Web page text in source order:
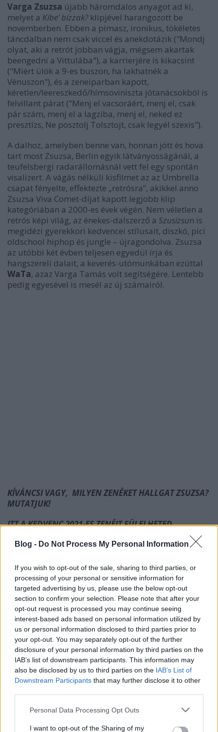
Blog - Do Not Process My Personal Information
If you wish to opt-out of the sale, sharing to third parties, or
processing of your personal or sensitive information for
targeted advertising by us, please use the below opt-out
section to confirm your selection. Please note that after your
opt-out request is processed you may continue seeing
interest-based ads based on personal information utilized by
us or personal information disclosed to third parties prior to
your opt-out. You may separately opt-out of the further
disclosure of your personal information by third parties on the
IAB’s list of downstream participants. This information may
also be disclosed by us to third parties on the IAB’s List of
Downstream Participants that may further disclose it to other
Please note that this website/app uses one or more Google
not limited to your visit or usage behaviour. You may click to
Personal Data Processing Opt Outs
I want to opt-out of the Sharing of my
Varga Zsuzsa újabb háromdalos anyagot ad ki,
melyet a Kibe’ bízzak?klipjével harangozott be
novemberben. Ebben a pimasz, ironikus, tökéletes
táncdalban nem csak viccel és anekdotázik ("Mondj
olyat, aki a retrót jobban vágja, mégsem akartak
beengedni a Vittulába"), a karrierjére is kikacsint
("Miért ülök a 9-es buszon, ha lakhatnék a
Vénuszon"), és a zeneiparban kapott,
kéretlen/leereszkedő/hímsoviniszta jótanácsokból is
felvillant párat ("Menj el vacsoráért, menj el, csak
pár szám, menj el a lagziba, menj el, neked ez
presztízs, Ne posztolj Tolsztojt, csak legyél szexis").
A dalhoz, amelyben benne van, honnan jött és hova
tart most Zsuzsa, Berlin egyik látványosságánál, a
teufelsbergi radarállomásnál vett fel egy spontán
visalizert. A vágás nélküli kisfilmet az az Umbrella
csapat fényelte, effektezte „retrósra”, akikkel anno
Zsuzsa Viva Comet-díjat kapott legjobb klip
kategóriában a 2000-es évek végén. Nem véletlen a
retrós képi világ, az énekes-dalszerző a Szusizsun is
megidézi gyerekkori kedvencei stílusait, diszkó, pici
oldschool hiphop és jungle – újragondolva. Zsuzsa
az utóbbi két évben teljesen egyedül írja és
hangszereli dalait, a keverés-utómunkában ezúttal
WaTa, azaz Varga Tamás volt segítségére. Lentebb
pedig egyesével is mesél az új számairól.
KÍVÁNCSI VAGY, MILYEN ZENÉKET HALLGAT ZSUZSA?
MUTATJUK!
ITT A KEDVENC 2021-ES ZENÉIT FÜLELHETED.
ITT PEDIG A TAVALYIAKAT.
Kibe bízzak’?
Grandmaster FlashWhite Linesvolt a kiindulási
pontom, meg kicsiMissy Elliott, oldschool hiphop-
rajongó voltam mindig. Tánczenét akartam, és olyan
szöveg jött rá, mintha több ember beszélne laza
asszociatív módon egymásra reagálva. Nagy
őszintézések is vannak benne, meg a „Last Night the
DJ Saved My Life”. Két éve, amikor elkezdtem egyedül
számokat csinálni, folyamatosan producereket
késztetés, mint a félelem. Manapság a producerek a
saját cuccaikat nyomják ezerrel, ami persze tökjó, de